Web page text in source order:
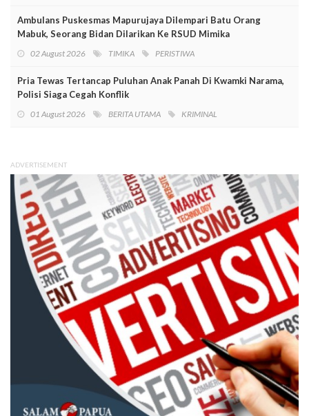
Ambulans Puskesmas Mapurujaya Dilempari Batu Orang
Mabuk, Seorang Bidan Dilarikan Ke RSUD Mimika
02 August 2026 TIMIKA PERISTIWA
Pria Tewas Tertancap Puluhan Anak Panah Di Kwamki Narama,
Polisi Siaga Cegah Konflik
01 August 2026 BERITA UTAMA KRIMINAL
ADVERTISEMENT